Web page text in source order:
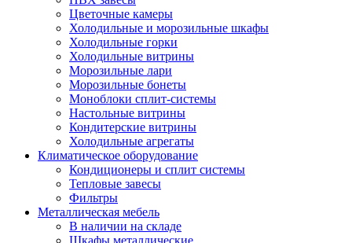
Цветочные камеры
Холодильные и морозильные шкафы
Холодильные горки
Холодильные витрины
Морозильные лари
Морозильные бонеты
Моноблоки сплит-системы
Настольные витрины
Кондитерские витрины
Холодильные агрегаты
Климатическое оборудование
Кондиционеры и сплит системы
Тепловые завесы
Фильтры
Металлическая мебель
В наличии на складе
Шкафы металлические